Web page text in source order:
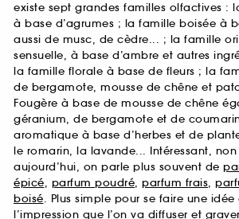
existe sept grandes familles olfactives :
à base d’agrumes ; la famille boisée à
aussi de musc, de cèdre... ; la famille
sensuelle, à base d’ambre et autres
la famille florale à base de fleurs ; la
de bergamote, mousse de chêne et
Fougère à base de mousse de chêne
géranium, de bergamote et de
aromatique à base d’herbes et de
le romarin, la lavande... Intéressant,
aujourd’hui, on parle plus souvent de
épicé, parfum poudré, parfum frais,
boisé. Plus simple pour se faire une idée
l’impression que l’on va diffuser et